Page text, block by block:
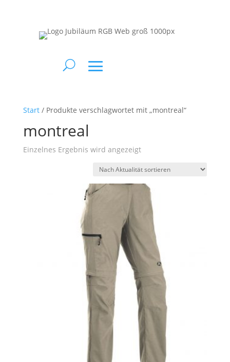
Start/ Produkte verschlagwortet mit „montreal“
montreal
Einzelnes Ergebnis wird angezeigt